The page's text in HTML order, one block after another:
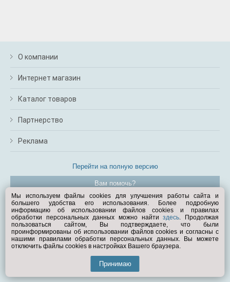
О компании
Интернет магазин
Каталог товаров
Партнерство
Реклама
Перейти на полную версию
Вам помочь?
© Exist.ru 1998—2026
Мы используем файлы cookies для улучшения работы сайта и
большего удобства его использования. Более подробную
информацию об использовании файлов cookies и правилах
обработки персональных данных можно найтиздесь. Продолжая
пользоваться сайтом, Вы подтверждаете, что были
проинформированы об использовании файлов cookies и согласны с
нашими правилами обработки персональных данных. Вы можете
отключить файлы cookies в настройках Вашего браузера.
Принимаю